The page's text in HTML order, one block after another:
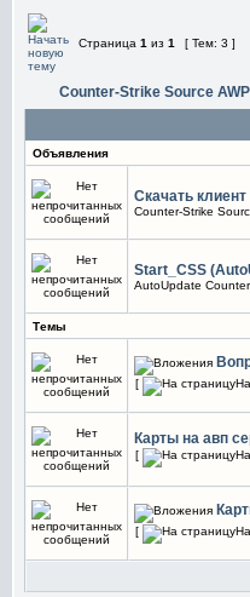
Страница 1 из 1 [ Тем: 3 ]
Counter-Strike Source
Объявления
Скачать
Counter-Strike
Start_CSS
AutoUpdate
Темы
[
Карты на авп
[
[